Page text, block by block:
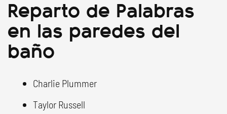
Reparto de Palabras
en las paredes del
baño
Charlie Plummer
Taylor Russell